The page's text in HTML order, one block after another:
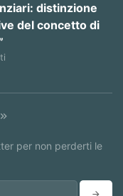
distinzione
del concetto di
per non perderti le